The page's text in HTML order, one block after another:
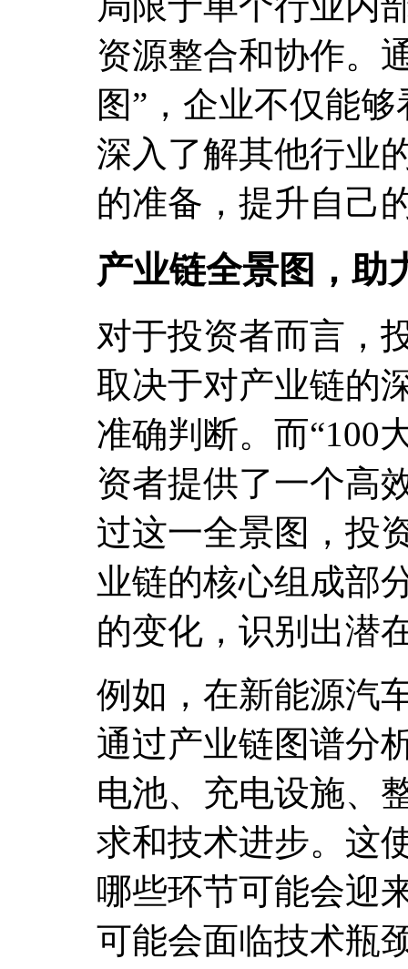
资源整合和协作。
图”，企业不仅能
深入了解其他行业
的准备，提升自己
产业链全景图，助
对于投资者而言，
取决于对产业链的
准确判断。而“100
资者提供了一个高
过这一全景图，投
业链的核心组成部
的变化，识别出潜
例如，在新能源汽
通过产业链图谱分
电池、充电设施、
求和技术进步。这
哪些环节可能会迎
可能会面临技术瓶